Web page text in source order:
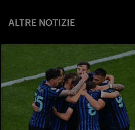
ALTRE NOTIZIE